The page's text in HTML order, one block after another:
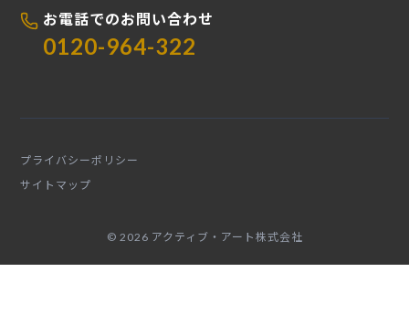
お電話でのお問い合わせ
0120-964-322
プライバシーポリシー
サイトマップ
© 2026 アクティブ・アート株式会社